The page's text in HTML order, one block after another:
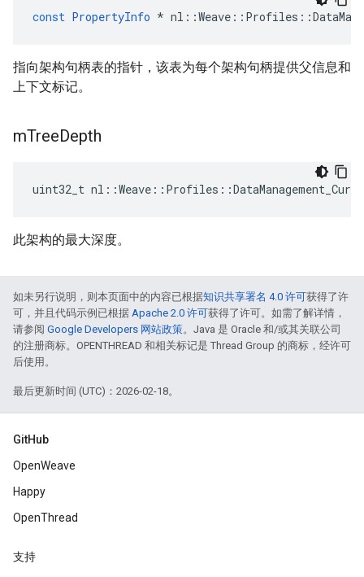
const PropertyInfo * nl ::Weave :: Profiles ::
指向架构句柄表的指针，该表为每个架构句柄提供父信息和
上下文标记。
mTreeDepth
uint32_t
此架构的最大深度。
如未另行说明，则本页面中的内容已根据知识共享署名 4.0 许可获得了许
可，并且代码示例已根据 Apache 2.0 许可获得了许可。如需了解详情，
请参阅 Google Developers 网站政策。Java 是 Oracle 和/或其关联公司
的注册商标。OPENTHREAD 和相关标记是 Thread Group 的商标，经许可
后使用。
最后更新时间 (UTC)：2026-02-18。
GitHub
OpenWeave
Happy
OpenThread
支持